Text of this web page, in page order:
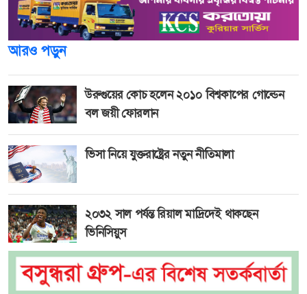
আরও পড়ুন
উরুগুয়ের কোচ হলেন ২০১০ বিশ্বকাপের গোল্ডেন
বল জয়ী ফোরলান
ভিসা নিয়ে যুক্তরাষ্ট্রের নতুন নীতিমালা
২০৩২ সাল পর্যন্ত রিয়াল মাদ্রিদেই থাকছেন
ভিনিসিয়ুস